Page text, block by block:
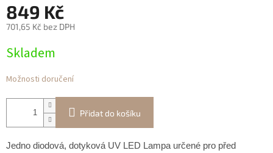
849 Kč
701,65 Kč bez DPH
cena:
Skladem
Možnosti doručení
Přidat do košíku
Jedno diodová, dotyková UV LED Lampa určené pro před